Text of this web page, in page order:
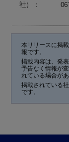
社）：
本リリースに掲
報です。
掲載内容は、発
予告なく情報が
れている場合があ
掲載されている
です。